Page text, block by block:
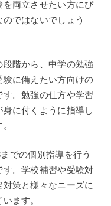
を両立させたい方にぴ
のではないでしょう
段階から、中学の勉強
験に備えたい方向けの
す。勉強の仕方や学習
身に付くように指導し
での個別指導を行う
す。学校補習や受験対
対策と様々なニーズに
ます。